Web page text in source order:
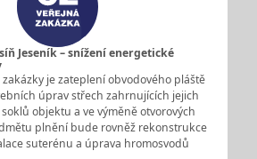
Jeseník – snížení energetické
je zateplení obvodového pláště
úprav střech zahrnujících jejich
objektu a ve výměně otvorových
plnění bude rovněž rekonstrukce
suterénu a úprava hromosvodů